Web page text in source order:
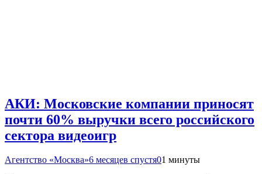
АКИ: Московские компании приносят
почти 60% выручки всего российского
сектора видеоигр
Агентство «Москва»6 месяцев спустя01 минуты